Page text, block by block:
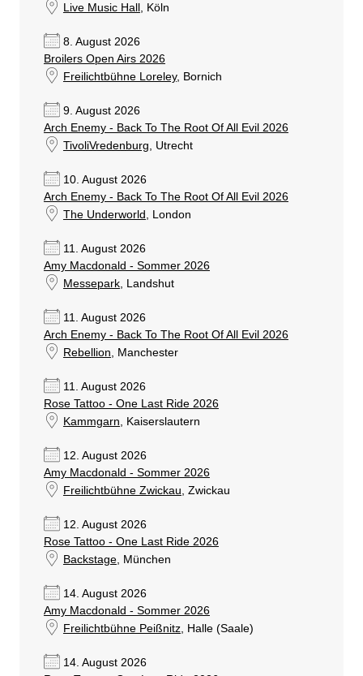
Live Music Hall
, Köln
8. August 2026
Broilers Open Airs 2026
Freilichtbühne Loreley, Bornich
9. August 2026
Arch Enemy - Back To The Root Of All Evil 2026
TivoliVredenburg , Utrecht
10. August 2026
Arch Enemy - Back To The Root Of All Evil 2026
The Underworld
, London
11. August 2026
Amy Macdonald - Sommer 2026
Messepark, Landshut
11. August 2026
Arch Enemy - Back To The Root Of All Evil 2026
Rebellion , Manchester
11. August 2026
Rose Tattoo - One Last Ride 2026
Kammgarn , Kaiserslautern
12. August 2026
Amy Macdonald - Sommer 2026
Freilichtbühne Zwickau , Zwickau
12. August 2026
Rose Tattoo - One Last Ride 2026
Backstage, München
14. August 2026
Amy Macdonald - Sommer 2026
Freilichtbühne Peißnitz, Halle (Saale)
14. August 2026